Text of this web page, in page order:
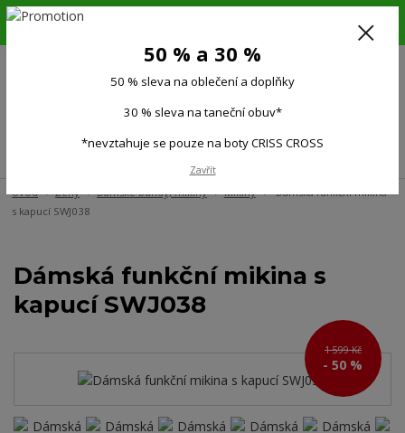
6.-16.8.26. DOVOLENÁ !!! 50 % SLEVA na všechno oblečení a doplňky !!!
(Po-Pá 9:00-15.00)
Úvod Ženy Dámské bundy, mikiny Mikiny
Dámská funkční mikina
s kapucí SWJ038
Dámská funkční mikina s
kapucí SWJ038
1 599 Kč
- 50 %
50 % a 30 %
50 % sleva na oblečení a doplňky
30 % sleva na taneční obuv*
*nevztahuje se pouze na boty CRISS CROSS
Zavřít